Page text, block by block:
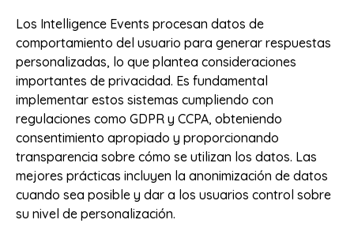
Los Intelligence Events procesan datos de
comportamiento del usuario para generar respuestas
personalizadas, lo que plantea consideraciones
importantes de privacidad. Es fundamental
implementar estos sistemas cumpliendo con
regulaciones como GDPR y CCPA, obteniendo
consentimiento apropiado y proporcionando
transparencia sobre cómo se utilizan los datos. Las
mejores prácticas incluyen la anonimización de datos
cuando sea posible y dar a los usuarios control sobre
su nivel de personalización.